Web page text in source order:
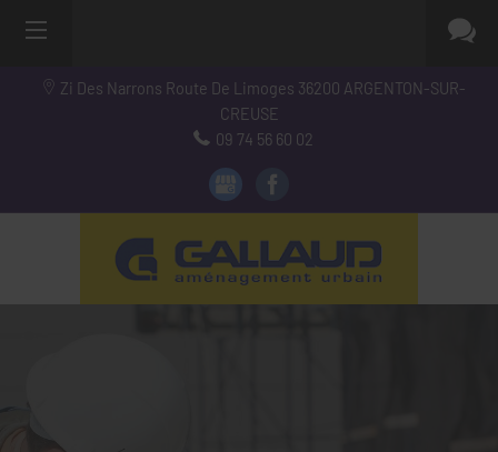
Zi Des Narrons Route De Limoges 36200 ARGENTON-SUR-
CREUSE
09 74 56 60 02